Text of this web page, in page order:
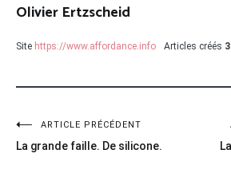
Olivier Ertzscheid
Site https://www.affordance.info Articles créés
Navigation
de
ARTICLE PRÉCÉDENT
La grande faille. De silicone.